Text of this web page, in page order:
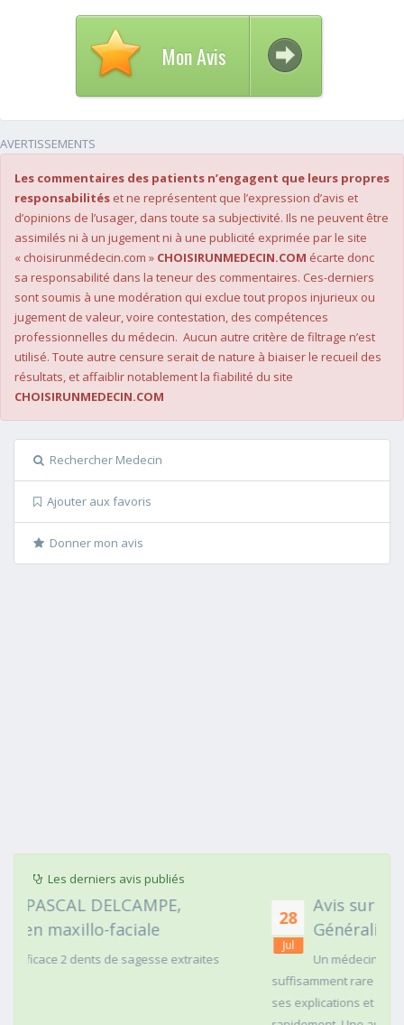
Mon Avis
AVERTISSEMENTS
Les commentaires des patients n’engagent que leurs propres
responsabilités et ne représentent que l’expression d’avis et
d’opinions de l’usager, dans toute sa subjectivité. Ils ne peuvent être
assimilés ni à un jugement ni à une publicité exprimée par le site
« choisirunmédecin.com » CHOISIRUNMEDECIN.COM écarte donc
sa responsabilité dans la teneur des commentaires. Ces-derniers
sont soumis à une modération qui exclue tout propos injurieux ou
jugement de valeur, voire contestation, des compétences
professionnelles du médecin. Aucun autre critère de filtrage n’est
utilisé. Toute autre censure serait de nature à biaiser le recueil des
résultats, et affaiblir notablement la fiabilité du site
CHOISIRUNMEDECIN.COM
Rechercher Medecin
Ajouter aux favoris
Donner mon avis
Les derniers avis publiés
28
Avis sur ARNAUD FAURIE, Médecin
Généraliste
Un médecin qui vous regarde dans les yeux c'est
suffisamment rare pour être mentionné. Posé,clair dans
ses explications et ferme si une action doit être menée